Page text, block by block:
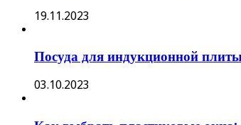
19.11.2023
Посуда для индукционной
03.10.2023